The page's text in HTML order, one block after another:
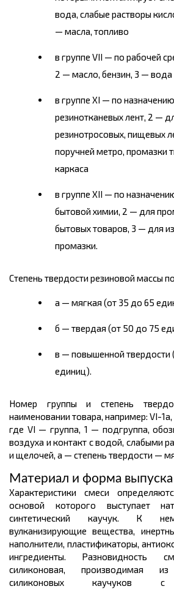
вода, слабые растворы
— масла, топливо
в группе VII — по рабочей
2 — масло, бензин, 3 — вода
в группе XI — по
резинотканевых лент, 2 —
резинотросовых, пищевых
поручней метро, промазки
каркаса
в группе XII — по
бытовой химии, 2 — для
бытовых товаров, 3 — для
промазки.
Степень твердости резиновой массы
а — мягкая (от 35 до 65
б — твердая (от 50 до 75
в — повышенной твердости
единиц).
Номер группы и степень
наименовании товара, например: VI-1а,
где VI — группа, 1 — подгруппа,
воздуха и контакт с водой, слабыми
и щелочей, а — степень твердости —
Материал и форма выпуска
Характеристики смеси
основой которого выступает
синтетический каучук. К
вулканизирующие вещества,
наполнители, пластификаторы,
ингредиенты.
силиконовая, производимая из
силиконовых каучуков с